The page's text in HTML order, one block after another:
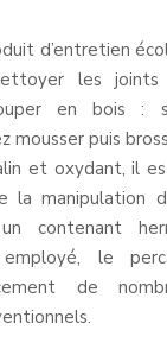
d’entretien
les
en bois :
mousser puis
et oxydant, il
la manipulation
contenant
employé, le
de